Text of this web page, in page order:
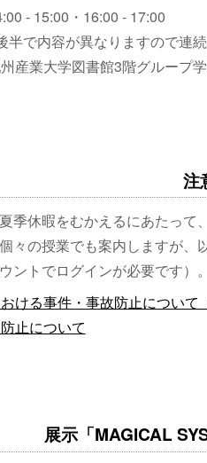
- 15:00・16:00 - 17:00
半で内容が異なりますので連
産業大学図書館3階グループ
注
季休暇をむかえるにあたって
々の授業でも案内しますが
ントでログインが必要です）。
ける事件・事故防止について
止について
展示「MAGICAL